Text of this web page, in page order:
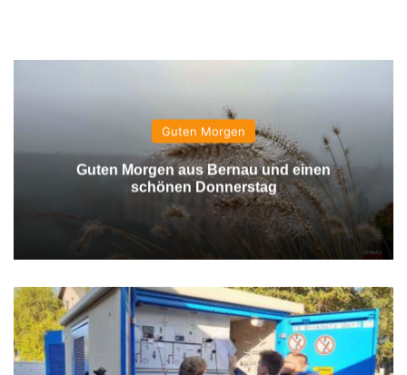
Guten Morgen
Guten Morgen aus Bernau und einen
schönen Donnerstag